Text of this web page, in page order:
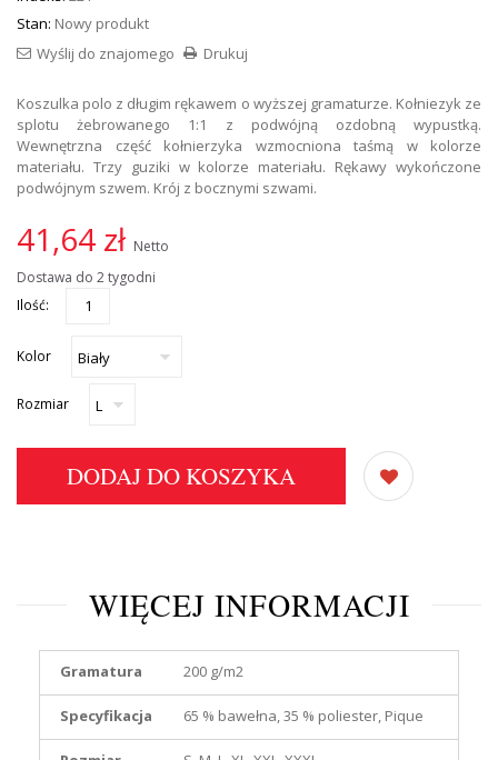
Stan: Nowy produkt
Drukuj
Wyślij do znajomego
Koszulka polo z długim rękawem o wyższej gramaturze. Kołniezyk ze
splotu żebrowanego 1:1 z podwójną ozdobną wypustką.
Wewnętrzna część kołnierzyka wzmocniona taśmą w kolorze
materiału. Trzy guziki w kolorze materiału. Rękawy wykończone
podwójnym szwem. Krój z bocznymi szwami.
41,64 zł Netto
Dostawa do 2 tygodni
Ilość:
Kolor
Rozmiar
DODAJ DO KOSZYKA
WIĘCEJ INFORMACJI
Gramatura 200 g/m2
Specyfikacja 65 % bawełna, 35 % poliester, Pique